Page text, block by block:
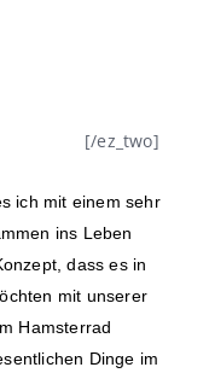
[/ez_two]
ich mit einem sehr
ins Leben
dass es in
mit unserer
Hamsterrad
Dinge im